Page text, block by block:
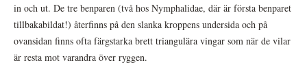
in och ut. De tre benparen (två hos Nymphalidae, där är första benparet
tillbakabildat!) återfinns på den slanka kroppens undersida och på
ovansidan finns ofta färgstarka brett triangulära vingar som när de vilar
är resta mot varandra över ryggen.